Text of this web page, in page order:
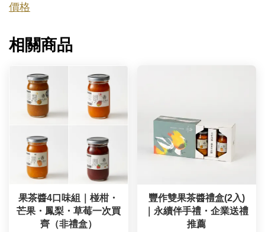
價格
相關商品
果茶醬4口味組｜椪柑・
芒果・鳳梨・草莓一次買
齊（非禮盒）
豐作雙果茶醬禮盒(2入)
｜永續伴手禮・企業送禮
推薦